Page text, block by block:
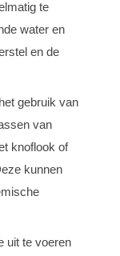
te
water en
en de
gebruik van
van
knoflook of
kunnen
uit te voeren